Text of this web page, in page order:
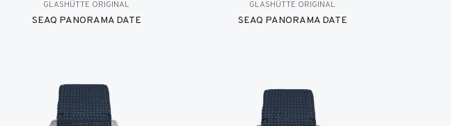
GLASHÜTTE ORIGINAL
SEAQ PANORAMA DATE
GLASHÜTTE ORIGINAL
SEAQ PANORAMA DATE